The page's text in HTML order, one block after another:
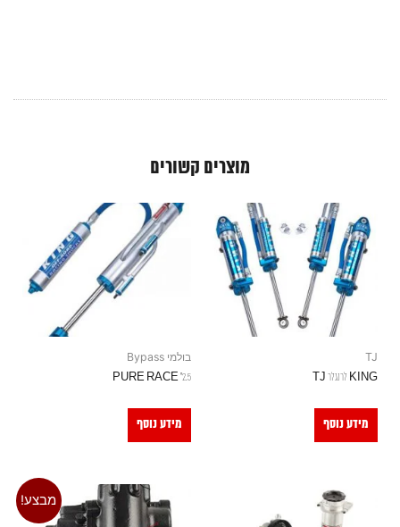
מוצרים קשורים
TJ
KING לרנגלר TJ
מידע נוסף
בולמי Bypass
2.5" PURE RACE
מידע נוסף
מבצע!